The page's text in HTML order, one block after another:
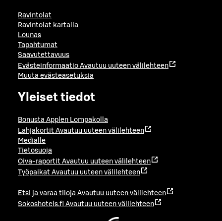
Ravintolat
Ravintolat kartalla
Lounas
Tapahtumat
Saavutettavuus
Evästeinformaatio Avautuu uuteen välilehteen
Muuta evästeasetuksia
Yleiset tiedot
Bonusta Applen Lompakolla
Lahjakortit Avautuu uuteen välilehteen
Medialle
Tietosuoja
Oiva-raportit Avautuu uuteen välilehteen
Työpaikat Avautuu uuteen välilehteen
Etsi ja varaa tiloja Avautuu uuteen välilehteen
Sokoshotels.fi Avautuu uuteen välilehteen